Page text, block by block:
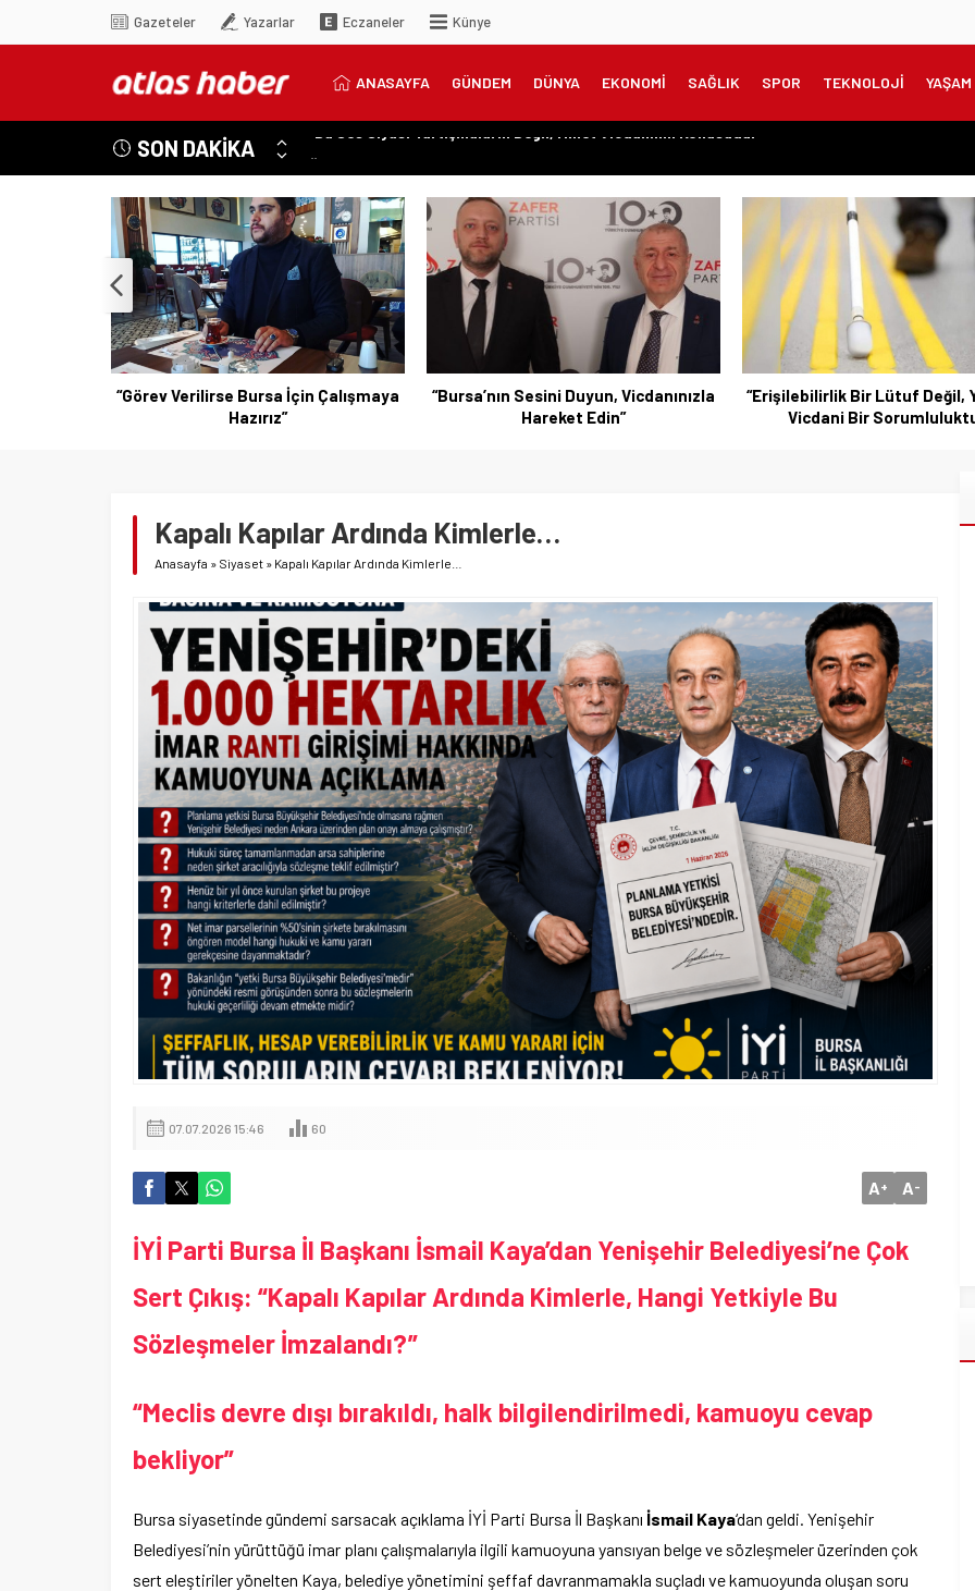
Gazeteler Yazarlar Eczaneler Künye
ANASAYFA GÜNDEM DÜNYA EKONOMİ SAĞLIK SPOR TEKNOLOJİ YAŞAM
SON DAKİKA
Özer Matlı’dan Bursa Ekonomisinin Kalbine Çıkarma
“Aynı Düzenleme Neden Emeklilere Uygulanmadı?”
“Engelli Emekliliğinde Kazanılmış Haklar Korunmalı, Belirsizlikler Son Bulmalı”
“Engelliler Bu Ülkede Başarıyı Kimsenin Lütfuyla Değil, İğneyle Kuyu Kazarak Kazanıyor”
“Bu Ses Siyasi Tartışmaların Değil, Millet Vicdanının Konusudur”
“Bursa’nın Sesini Duyun, Vicdanınızla
Hareket Edin”
“Erişilebilirlik Bir Lütuf Değil, Yasal ve
Vicdani Bir Sorumluluktur”
“Bursa’nın Sorunlarını
Değil, Çözmek İçin Yola
Kapalı Kapılar Ardında Kimlerle…
Anasayfa » Siyaset » Kapalı Kapılar Ardında Kimlerle…
07.07.2026 15:46 60
A+ A-
İYİ Parti Bursa İl Başkanı İsmail Kaya’dan Yenişehir Belediyesi’ne Çok
Sert Çıkış: “Kapalı Kapılar Ardında Kimlerle, Hangi Yetkiyle Bu
Sözleşmeler İmzalandı?”
“Meclis devre dışı bırakıldı, halk bilgilendirilmedi, kamuoyu cevap
bekliyor”
Bursa siyasetinde gündemi sarsacak açıklama İYİ Parti Bursa İl Başkanı İsmail Kaya‘dan geldi. Yenişehir
Belediyesi’nin yürüttüğü imar planı çalışmalarıyla ilgili kamuoyuna yansıyan belge ve sözleşmeler üzerinden çok
sert eleştiriler yönelten Kaya, belediye yönetimini şeffaf davranmamakla suçladı ve kamuoyunda oluşan soru